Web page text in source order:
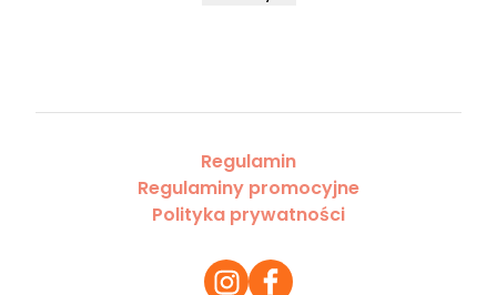
Regulamin
Regulaminy promocyjne
Polityka prywatności